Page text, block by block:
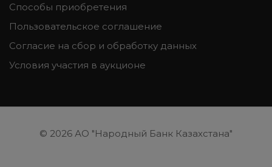
Способы приобретения
Пользовательское соглашение
Согласие на сбор и обработку данных
Условия участия в аукционе
© 2026 АО "Народный Банк Казахстана"